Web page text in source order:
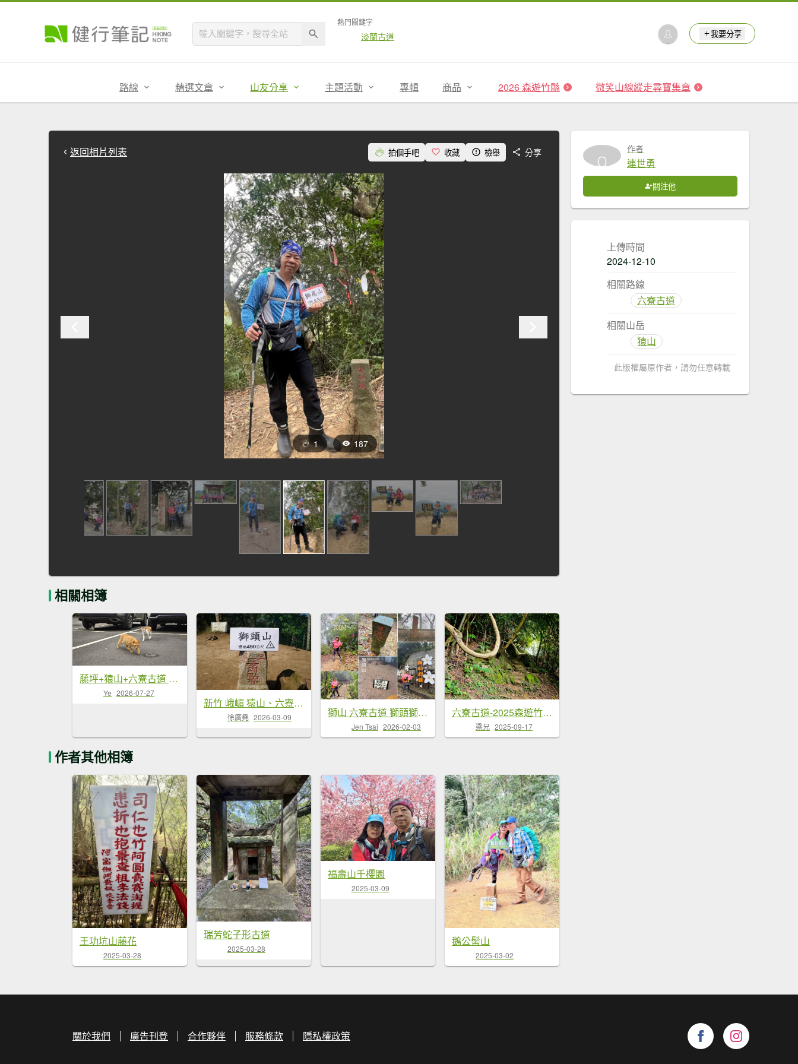
熱門關鍵字
淡蘭古道 我要分享
路線 精選文章 山友分享 主題活動 專輯 商品 2026 森遊竹縣 微笑山線縱走尋寶集章
返回相片列表 拍個手吧 收藏 檢舉 分享
1 187
相關相簿
藤坪+猿山+六寮古道 O型-2026/07/26
Ye 2026-07-27
新竹 峨嵋 猿山、六寮山、玖玖山、獅頭山、獅尾山
徐廣堯 2026-03-09 獅山 六寮古道 獅頭獅尾走一圈
Jen Tsai 2026-02-03
六寮古道-2025森遊竹縣皮皮獅探險隊
梁兄 2025-09-17
作者其他相簿
王功坑山藤花
2025-03-28
瑞芳蛇子形古道
2025-03-28
福壽山千櫻園
2025-03-09
鵝公髻山
2025-03-02
作者
連世勇
關注他
上傳時間
2024-12-10
相關路線
六寮古道
相關山岳
猿山
此版權屬原作者，請勿任意轉載
關於我們 廣告刊登 合作夥伴 服務條款 隱私權政策